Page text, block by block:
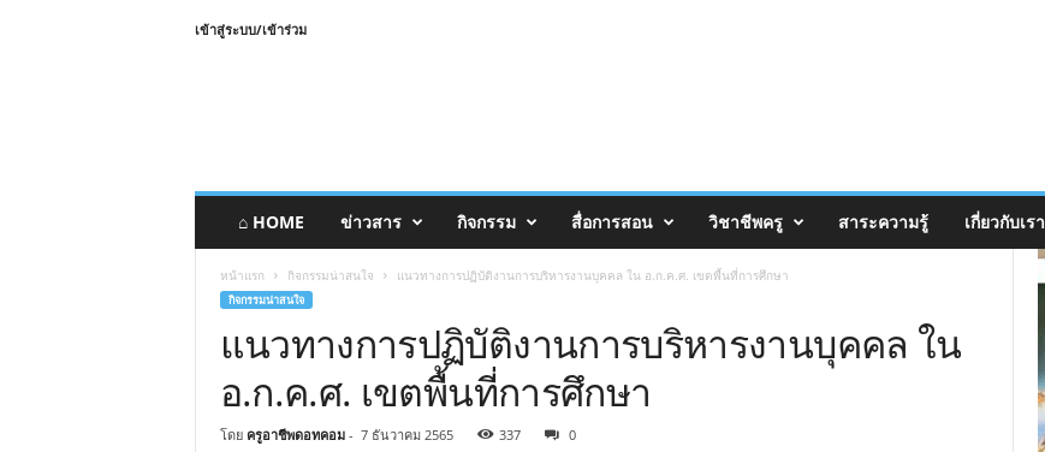
เข้าสู่ระบบ/เข้าร่วม
⌂ HOME ข่าวสาร กิจกรรม สื่อการสอน วิชาชีพครู สาระความรู้ เกี่ยวกับเรา
หน้าแรก กิจกรรมน่าสนใจ แนวทางการปฏิบัติงานการบริหารงานบุคคล ใน อ.ก.ค.ศ. เขตพื้นที่การศึกษา
กิจกรรมน่าสนใจ
แนวทางการปฏิบัติงานการบริหารงานบุคคล ใน
อ.ก.ค.ศ. เขตพื้นที่การศึกษา
โดย ครูอาชีพดอทคอม- 7 ธันวาคม 2565 337 0